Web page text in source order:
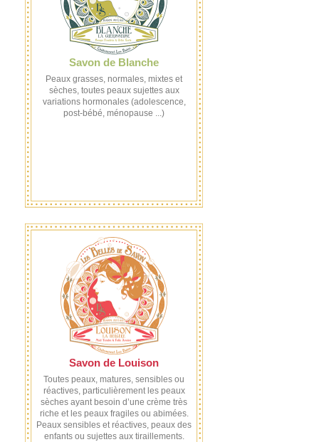
Savon de Blanche
Peaux grasses, normales, mixtes et
sèches, toutes peaux sujettes aux
variations hormonales (adolescence,
post-bébé, ménopause ...)
Savon de Louison
Toutes peaux, matures, sensibles ou
réactives, particulièrement les peaux
sèches ayant besoin d’une crème très
riche et les peaux fragiles ou abimées.
Peaux sensibles et réactives, peaux des
enfants ou sujettes aux tiraillements.